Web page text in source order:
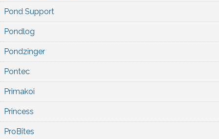
Pond Support
Pondlog
Pondzinger
Pontec
Primakoi
Princess
ProBites